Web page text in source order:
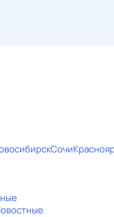
Сочи